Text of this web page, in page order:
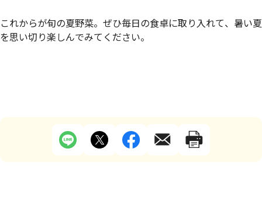
これからが旬の夏野菜。ぜひ毎日の食卓に取り入れて、暑い夏
を思い切り楽しんでみてください。